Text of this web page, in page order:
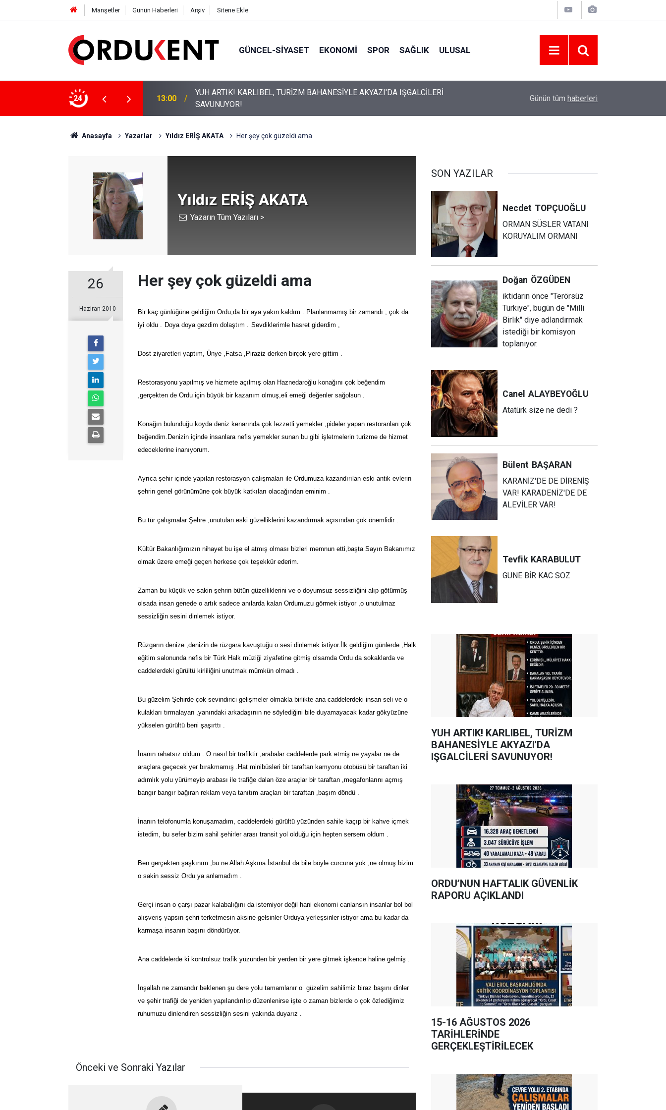
Manşetler Günün Haberleri Arşiv Sitene Ekle
GÜNCEL-SIYASET EKONOMI SPOR SAĞLIK ULUSAL
24
NASIL BELİRLENDİĞİNE BAKIN” 13:00
YUH ARTIK! KARLIBEL, TURİZM BAHANESİYLE AKYAZI'DA IŞGALCİLERİ
SAVUNUYOR!
ORDU’NUN HAFTALIK GÜVENLİK RAPORU
Günün tüm haberleri
Anasayfa Yazarlar Yıldız ERİŞ AKATA Her şey çok güzeldi ama
Yıldız ERİŞ AKATA
Yazarın Tüm Yazıları >
26
Haziran 2010
Her şey çok güzeldi ama
Bir kaç günlüğüne geldiğim Ordu,da bir aya yakın kaldım . Planlanmamış bir zamandı , çok da
iyi oldu . Doya doya gezdim dolaştım . Sevdiklerimle hasret giderdim ,
Dost ziyaretleri yaptım, Ünye ,Fatsa ,Piraziz derken birçok yere gittim .
Restorasyonu yapılmış ve hizmete açılmış olan Haznedaroğlu konağını çok beğendim
,gerçekten de Ordu için büyük bir kazanım olmuş,eli emeği değenler sağolsun .
Konağın bulunduğu koyda deniz kenarında çok lezzetli yemekler ,pideler yapan restoranları çok
beğendim.Denizin içinde insanlara nefis yemekler sunan bu gibi işletmelerin turizme de hizmet
edeceklerine inanıyorum.
Ayrıca şehir içinde yapılan restorasyon çalışmaları ile Ordumuza kazandırılan eski antik evlerin
şehrin genel görünümüne çok büyük katkıları olacağından eminim .
Bu tür çalışmalar Şehre ,unutulan eski güzelliklerini kazandırmak açısından çok önemlidir .
Kültür Bakanlığımızın nihayet bu işe el atmış olması bizleri memnun etti,başta Sayın Bakanımız
olmak üzere emeği geçen herkese çok teşekkür ederim.
Zaman bu küçük ve sakin şehrin bütün güzelliklerini ve o doyumsuz sessizliğini alıp götürmüş
olsada insan genede o artık sadece anılarda kalan Ordumuzu görmek istiyor ,o unutulmaz
sessizliğin sesini dinlemek istiyor.
Rüzgarın denize ,denizin de rüzgara kavuştuğu o sesi dinlemek istiyor.İlk geldiğim günlerde ,Halk
eğitim salonunda nefis bir Türk Halk müziği ziyafetine gitmiş olsamda Ordu da sokaklarda ve
caddelerdeki gürültü kirliliğini unutmak mümkün olmadı .
Bu güzelim Şehirde çok sevindirici gelişmeler olmakla birlikte ana caddelerdeki insan seli ve o
kulakları tırmalayan ,yanındaki arkadaşının ne söylediğini bile duyamayacak kadar gökyüzüne
yükselen gürültü beni şaşırttı .
İnanın rahatsız oldum . O nasıl bir trafiktir ,arabalar caddelerde park etmiş ne yayalar ne de
araçlara geçecek yer bırakmamış .Hat minibüsleri bir taraftan kamyonu otobüsü bir taraftan iki
adımlık yolu yürümeyip arabası ile trafiğe dalan öze araçlar bir taraftan ,megafonlarını açmış
bangır bangır bağıran reklam veya tanıtım araçları bir taraftan ,başım döndü .
İnanın telofonumla konuşamadım, caddelerdeki gürültü yüzünden sahile kaçıp bir kahve içmek
istedim, bu sefer bizim sahil şehirler arası transit yol olduğu için hepten sersem oldum .
Ben gerçekten şaşkınım ,bu ne Allah Aşkına.İstanbul da bile böyle curcuna yok ,ne olmuş bizim
o sakin sessiz Ordu ya anlamadım .
Gerçi insan o çarşı pazar kalabalığını da istemiyor değil hani ekonomi canlansın insanlar bol bol
alışveriş yapsın şehri terketmesin aksine gelsinler Orduya yerleşsinler istiyor ama bu kadar da
karmaşa insanın başını döndürüyor.
Ana caddelerde ki kontrolsuz trafik yüzünden bir yerden bir yere gitmek işkence haline gelmiş .
İnşallah ne zamandır beklenen şu dere yolu tamamlanır o güzelim sahilimiz biraz başını dinler
ve şehir trafiği de yeniden yapılandırılıp düzenlenirse işte o zaman bizlerde o çok özlediğimiz
ruhumuzu dinlendiren sessizliğin sesini yakında duyarız .
Önceki ve Sonraki Yazılar
SON YAZILAR
Necdet TOPÇUOĞLU
ORMAN SÜSLER VATANI
KORUYALIM ORMANI
Doğan ÖZGÜDEN
iktidarın önce "Terörsüz
Türkiye", bugün de "Milli
Birlik" diye adlandırmak
istediği bir komisyon
toplanıyor.
Canel ALAYBEYOĞLU
Atatürk size ne dedi ?
Bülent BAŞARAN
KARANİZ'DE DE DİRENİŞ
VAR! KARADENİZ'DE DE
ALEVİLER VAR!
Tevfik KARABULUT
GUNE BİR KAC SOZ
YUH ARTIK! KARLIBEL, TURİZM
BAHANESİYLE AKYAZI'DA
IŞGALCİLERİ SAVUNUYOR!
ORDU’NUN HAFTALIK GÜVENLİK
RAPORU AÇIKLANDI
15-16 AĞUSTOS 2026
TARİHLERİNDE
GERÇEKLEŞTİRİLECEK